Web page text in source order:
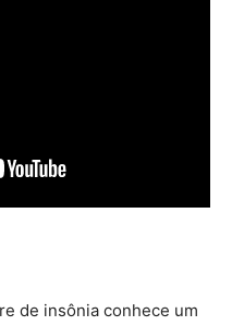
de insônia conhece um